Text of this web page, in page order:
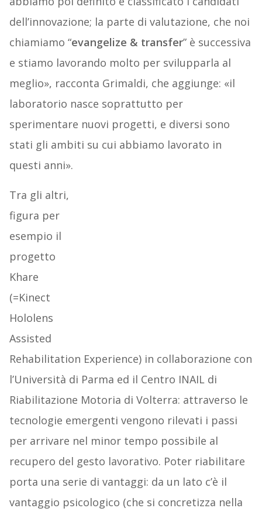
dell’innovazione; la parte di valutazione, che noi
chiamiamo “evangelize & transfer” è successiva
e stiamo lavorando molto per svilupparla al
meglio», racconta Grimaldi, che aggiunge: «il
laboratorio nasce soprattutto per
sperimentare nuovi progetti, e diversi sono
stati gli ambiti su cui abbiamo lavorato in
questi anni».
Tra gli altri,
figura per
esempio il
progetto
Khare
(=Kinect
Hololens
Assisted
Rehabilitation Experience) in collaborazione con
l’Università di Parma ed il Centro INAIL di
Riabilitazione Motoria di Volterra: attraverso le
tecnologie emergenti vengono rilevati i passi
per arrivare nel minor tempo possibile al
recupero del gesto lavorativo. Poter riabilitare
porta una serie di vantaggi: da un lato c’è il
vantaggio psicologico (che si concretizza nella